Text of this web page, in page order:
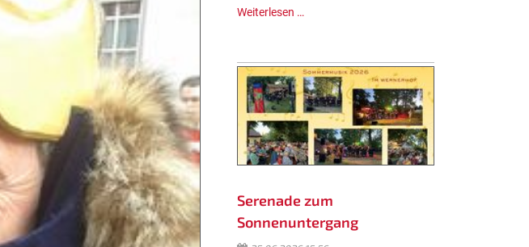
Weiterlesen …
Serenade zum
Sonnenuntergang